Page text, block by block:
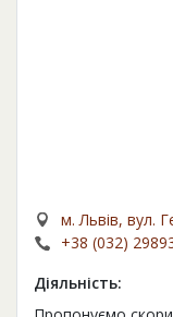
м. Львів, вул.
+38 (032)
Діяльність: